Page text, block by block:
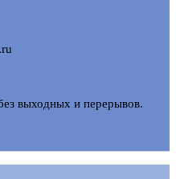
выходных и перерывов.